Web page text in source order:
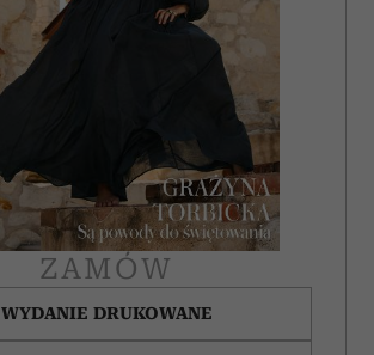
ZAMÓW
WYDANIE DRUKOWANE